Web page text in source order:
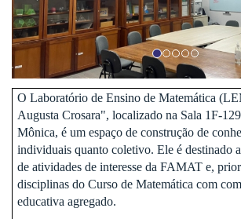
O Laboratório de Ensino de Matemática
Augusta Crosara", localizado na Sala 1F-
Mônica, é um espaço de construção de
individuais quanto coletivo. Ele é destinado
de atividades de interesse da FAMAT e,
disciplinas do Curso de Matemática com
educativa agregado.